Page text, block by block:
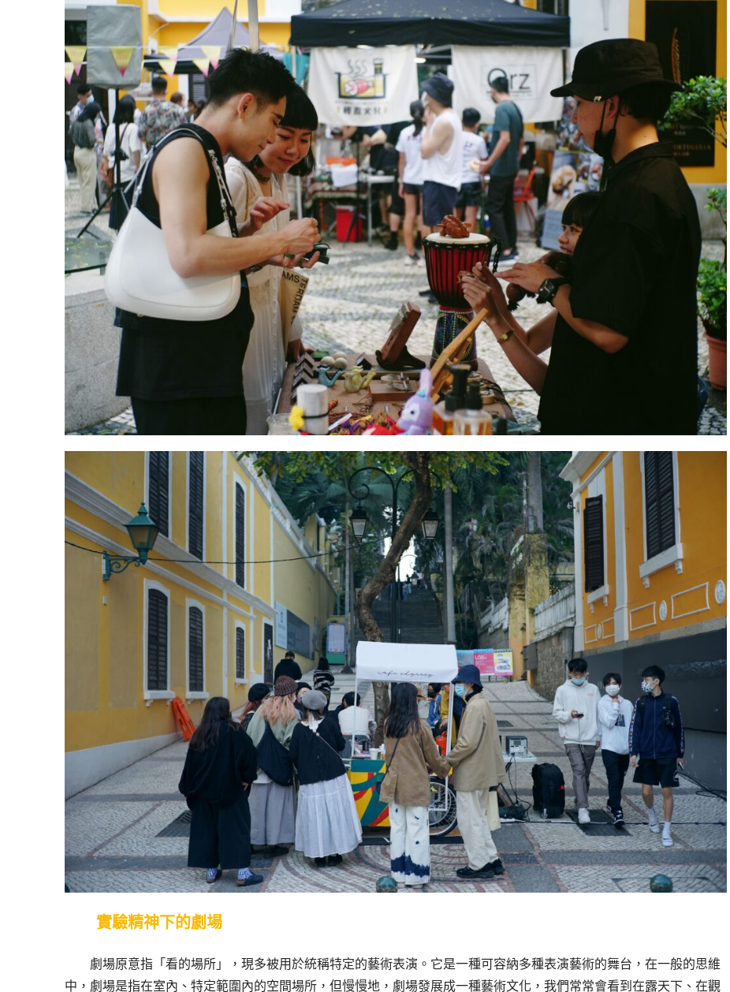
實驗精神下的劇場
劇場原意指「看的場所」，現多被用於統稱特定的藝術表演。它是一種可容納多種表演藝術的舞台，在一般的思維
中，劇場是指在室內、特定範圍內的空間場所，但慢慢地，劇場發展成一種藝術文化，我們常常會看到在露天下、在觀